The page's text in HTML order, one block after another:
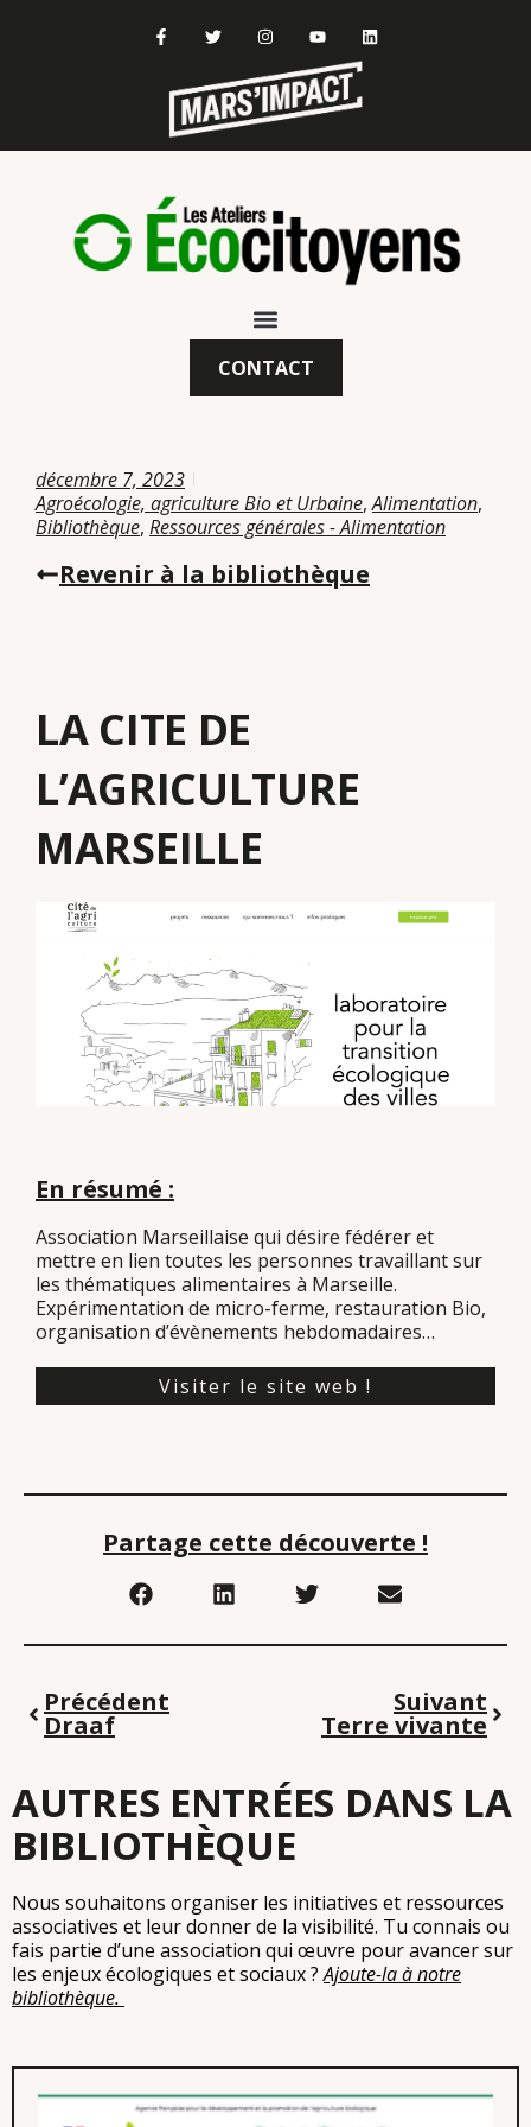
CONTACT
décembre 7, 2023
Agroécologie, agriculture Bio et Urbaine,Alimentation,
Bibliothèque, Ressources générales - Alimentation
Revenir à la bibliothèque
LA CITE DE
L’AGRICULTURE
MARSEILLE
En résumé :
Association Marseillaise qui désire fédérer et
mettre en lien toutes les personnes travaillant sur
les thématiques alimentaires à Marseille.
Expérimentation de micro-ferme, restauration Bio,
organisation d’évènements hebdomadaires…
Visiter le site web !
Partage cette découverte !
Précédent
Draaf
Suivant
Terre vivante
AUTRES ENTRÉES DANS LA
BIBLIOTHÈQUE
Nous souhaitons organiser les initiatives et ressources
associatives et leur donner de la visibilité. Tu connais ou
fais partie d’une association qui œuvre pour avancer sur
les enjeux écologiques et sociaux ?Ajoute-la à notre
bibliothèque.